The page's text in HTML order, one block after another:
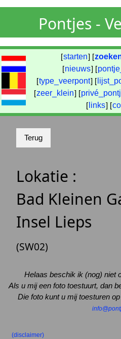
Pontjes -
[starten] [
[nieuws] [
[type_veerpont] [
[zeer_klein] [
[ links] [
Lokatie :
Bad Kleinen
Insel Lieps
(SW02)
Helaas beschik ik (nog) niet
Als u mij een foto toestuurt, dan
Die foto kunt u mij toesturen
(disclaimer)